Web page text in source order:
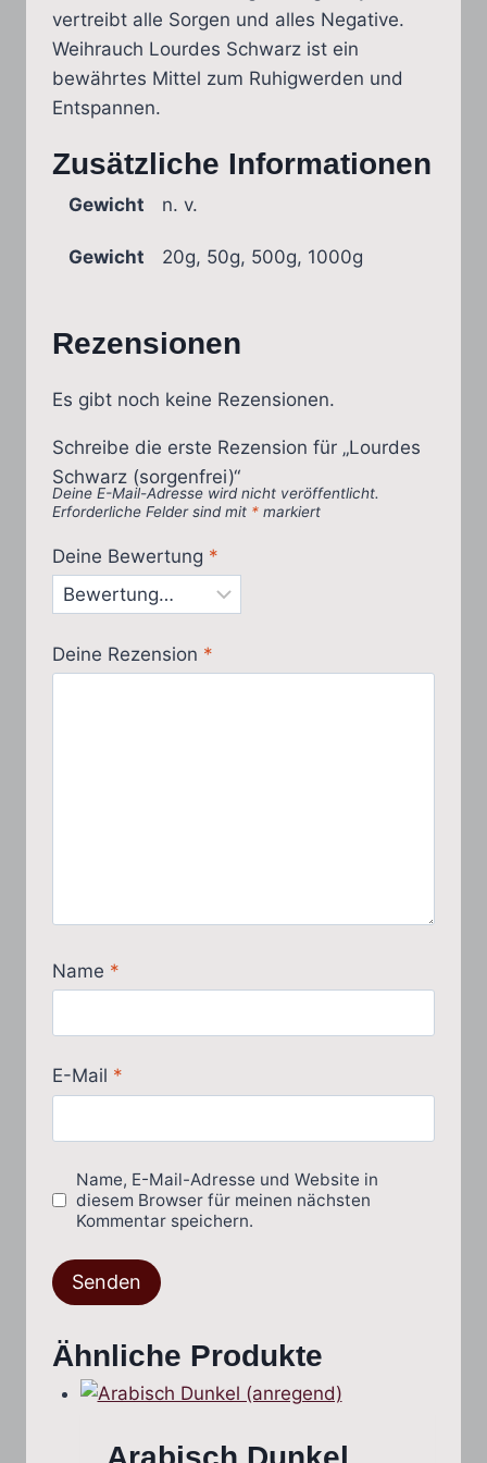
vertreibt alle Sorgen und alles Negative.
Weihrauch Lourdes Schwarz ist ein
bewährtes Mittel zum Ruhigwerden und
Entspannen.
Zusätzliche Informationen
Gewicht n. v.
Gewicht 20g, 50g, 500g, 1000g
Rezensionen
Es gibt noch keine Rezensionen.
Schreibe die erste Rezension für „Lourdes
Schwarz (sorgenfrei)“
Deine E-Mail-Adresse wird nicht veröffentlicht.
Erforderliche Felder sind mit * markiert
Deine Bewertung *
Deine Rezension *
Name *
E-Mail *
Name, E-Mail-Adresse und Website in
diesem Browser für meinen nächsten
Kommentar speichern.
Ähnliche Produkte